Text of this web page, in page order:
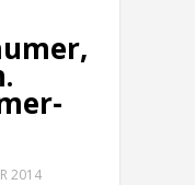
2014